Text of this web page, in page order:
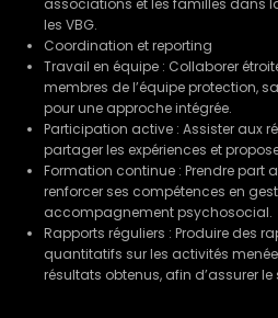
associations et les familles dans
les VBG.
Coordination et reporting
Travail en équipe : Collaborer
membres de l’équipe protection,
pour une approche intégrée.
Participation active : Assister aux
partager les expériences et
Formation continue : Prendre part
renforcer ses compétences en
accompagnement psychosocial.
Rapports réguliers : Produire des
quantitatifs sur les activités
résultats obtenus, afin d’assurer